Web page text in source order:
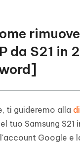
da S21 in
ti guideremo alla
tuo Samsung S21
Google e